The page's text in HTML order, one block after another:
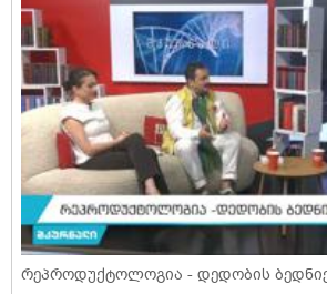
რეპროდუქტოლოგია - დედობის